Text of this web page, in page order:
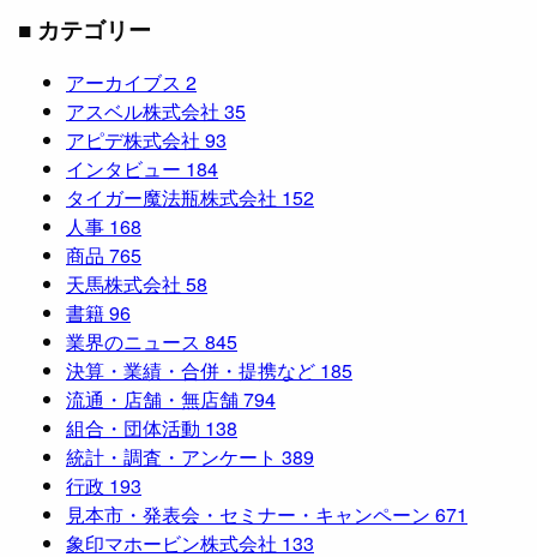
■ カテゴリー
アーカイブス 2
アスベル株式会社 35
アピデ株式会社 93
インタビュー 184
タイガー魔法瓶株式会社 152
人事 168
商品 765
天馬株式会社 58
書籍96
業界のニュース 845
決算・業績・合併・提携など 185
流通・店舗・無店舗794
組合・団体活動 138
統計・調査・アンケート 389
行政 193
見本市・発表会・セミナー・キャンペーン 671
象印マホービン株式会社 133